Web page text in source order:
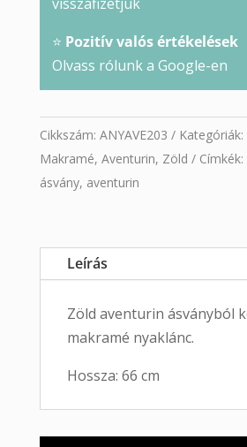
visszafizetjük
⭐ Pozitív valós értékelések
Olvass rólunk a Google-en
Cikkszám: ANYAVE203 Kategóriák:
Makramé, Aventurin, Zöld Címkék:
ásvány, aventurin
Leírás
Zöld aventurin ásványból
makramé nyaklánc.
Hossza: 66 cm